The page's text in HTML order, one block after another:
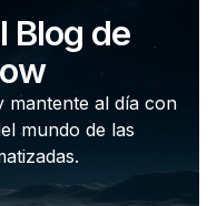
Blog de
mantente al día con
mundo de las